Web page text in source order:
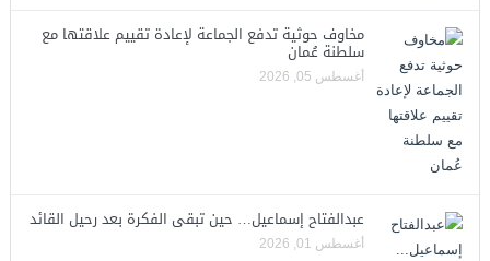
مخاوف حوثية تدفع الجماعة لإعادة تقييم علاقتها مع
سلطنة عُمان
أغسطس 05, 2026
عبدالفتاح إسماعيل… حين تبقى الفكرة بعد رحيل القائد
أغسطس 01, 2026